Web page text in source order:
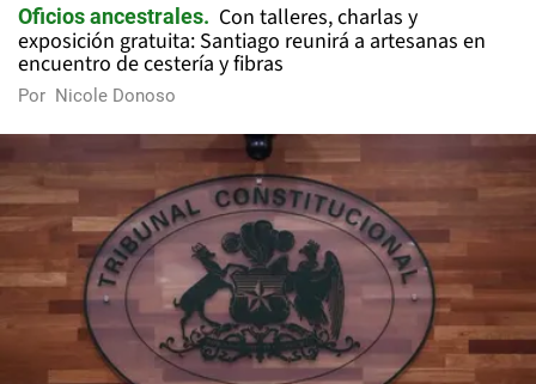
Oficios ancestrales
Con talleres, charlas y
exposición gratuita: Santiago reunirá a artesanas en
encuentro de cestería y fibras
Por Nicole Donoso